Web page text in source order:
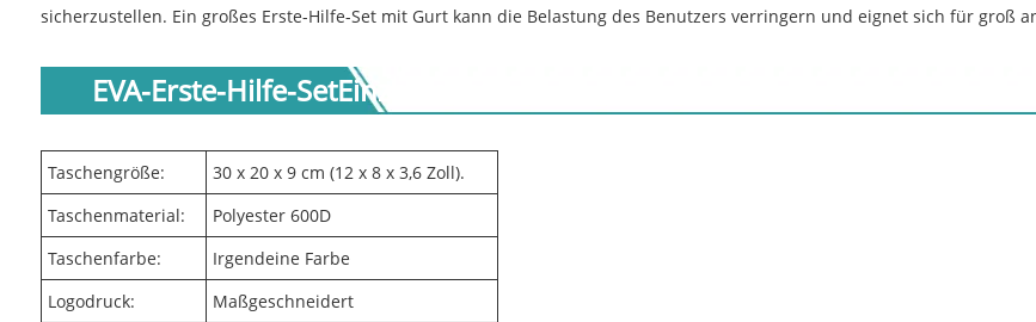
sicherzustellen. Ein großes Erste-Hilfe-Set mit Gurt kann die Belastung des Benutzers verringern und eignet sich für groß
EVA-Erste-Hilfe-SetEinzelheiten
Taschengröße:
30 x 20 x 9 cm (12 x 8 x 3,6 Zoll).
Taschenmaterial:
Polyester 600D
Taschenfarbe:
Irgendeine Farbe
Logodruck:
Maßgeschneidert